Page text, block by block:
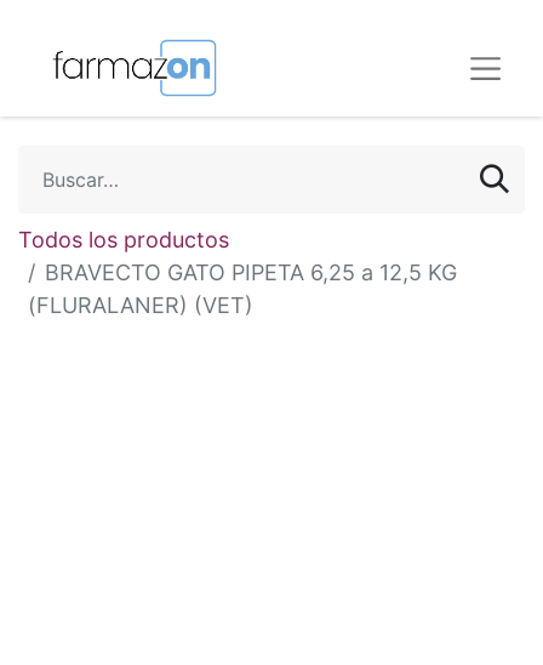
Todos los productos
BRAVECTO GATO PIPETA 6,25 a 12,5 KG
(FLURALANER) (VET)